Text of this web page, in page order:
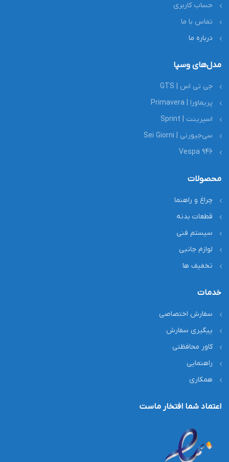
حساب کاربری
تماس با ما
درباره ما
مدل‌های وسپا
جی تی اس | GTS
پریماورا | Primavera
اسپرینت | Sprint
سی‌جیورنی | Sei Giorni
Vespa 946
محصولات
چراغ و راهنما
قطعات بدنه
سیستم فنی
لوازم جانبی
تخفیف ها
خدمات
سفارش اختصاصی
پیگیری سفارش
کاور محافظتی
راهنمایی
همکاری
اعتماد شما افتخار ماست